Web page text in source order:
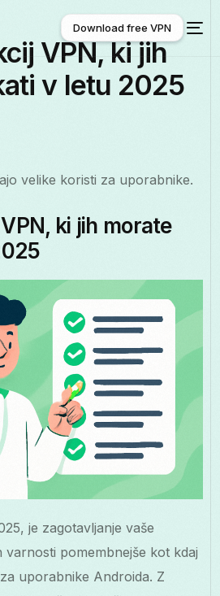
free VPN
Download free VPN
VPN, ki jih
v letu 2025
velike koristi za uporabnike.
ki jih morate
je zagotavljanje vaše
varnosti pomembnejše kot kdaj
uporabnike Androida. Z